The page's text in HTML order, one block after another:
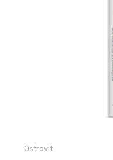
Ostrovit